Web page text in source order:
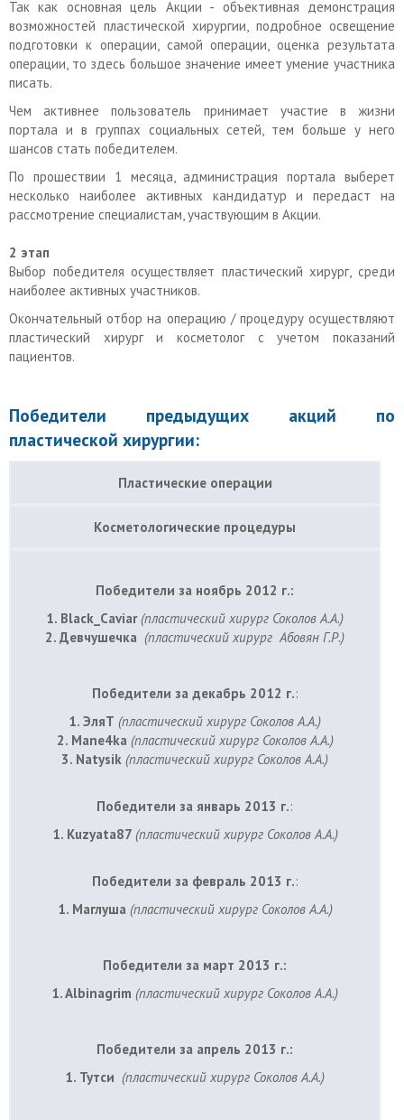
Так как основная цель Акции - объективная демонстрация
возможностей пластической хирургии, подробное освещение
подготовки к операции, самой операции, оценка результата
операции, то здесь большое значение имеет умение участника
писать.
Чем активнее пользователь принимает участие в жизни
портала и в группах социальных сетей, тем больше у него
шансов стать победителем.
По прошествии 1 месяца, администрация портала выберет
несколько наиболее активных кандидатур и передаст на
рассмотрение специалистам, участвующим в Акции.
2 этап
Выбор победителя осуществляет пластический хирург, среди
наиболее активных участников.
Окончательный отбор на операцию / процедуру осуществляют
пластический хирург и косметолог с учетом показаний
пациентов.
Победители предыдущих акций по
пластической хирургии:
Пластические операции
Косметологические процедуры
Победители за ноябрь 2012 г.:
1. Black_Caviar (пластический хирург Соколов А.А.)
2. Девчушечка (пластический хирург Абовян Г.Р.)
Победители за декабрь 2012 г.:
1. ЭляТ (пластический хирург Соколов А.А.)
2. Mane4ka (пластический хирург Соколов А.А.)
3. Natysik (пластический хирург Соколов А.А.)
Победители за январь 2013 г.:
1. Kuzyata87 (пластический хирург Соколов А.А.)
Победители за февраль 2013 г.:
1. Маглуша (пластический хирург Соколов А.А.)
Победители за март 2013 г.:
1. Albinagrim (пластический хирург Соколов А.А.)
Победители за апрель 2013 г.:
1. Тутси (пластический хирург Соколов А.А.)